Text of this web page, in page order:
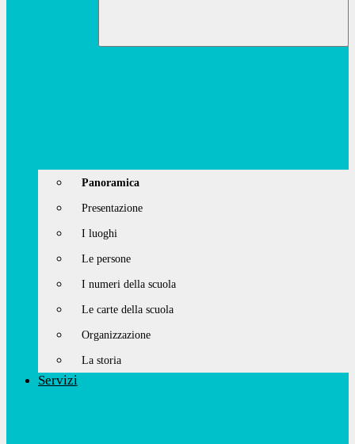
Panoramica
Presentazione
I luoghi
Le persone
I numeri della scuola
Le carte della scuola
Organizzazione
La storia
Servizi